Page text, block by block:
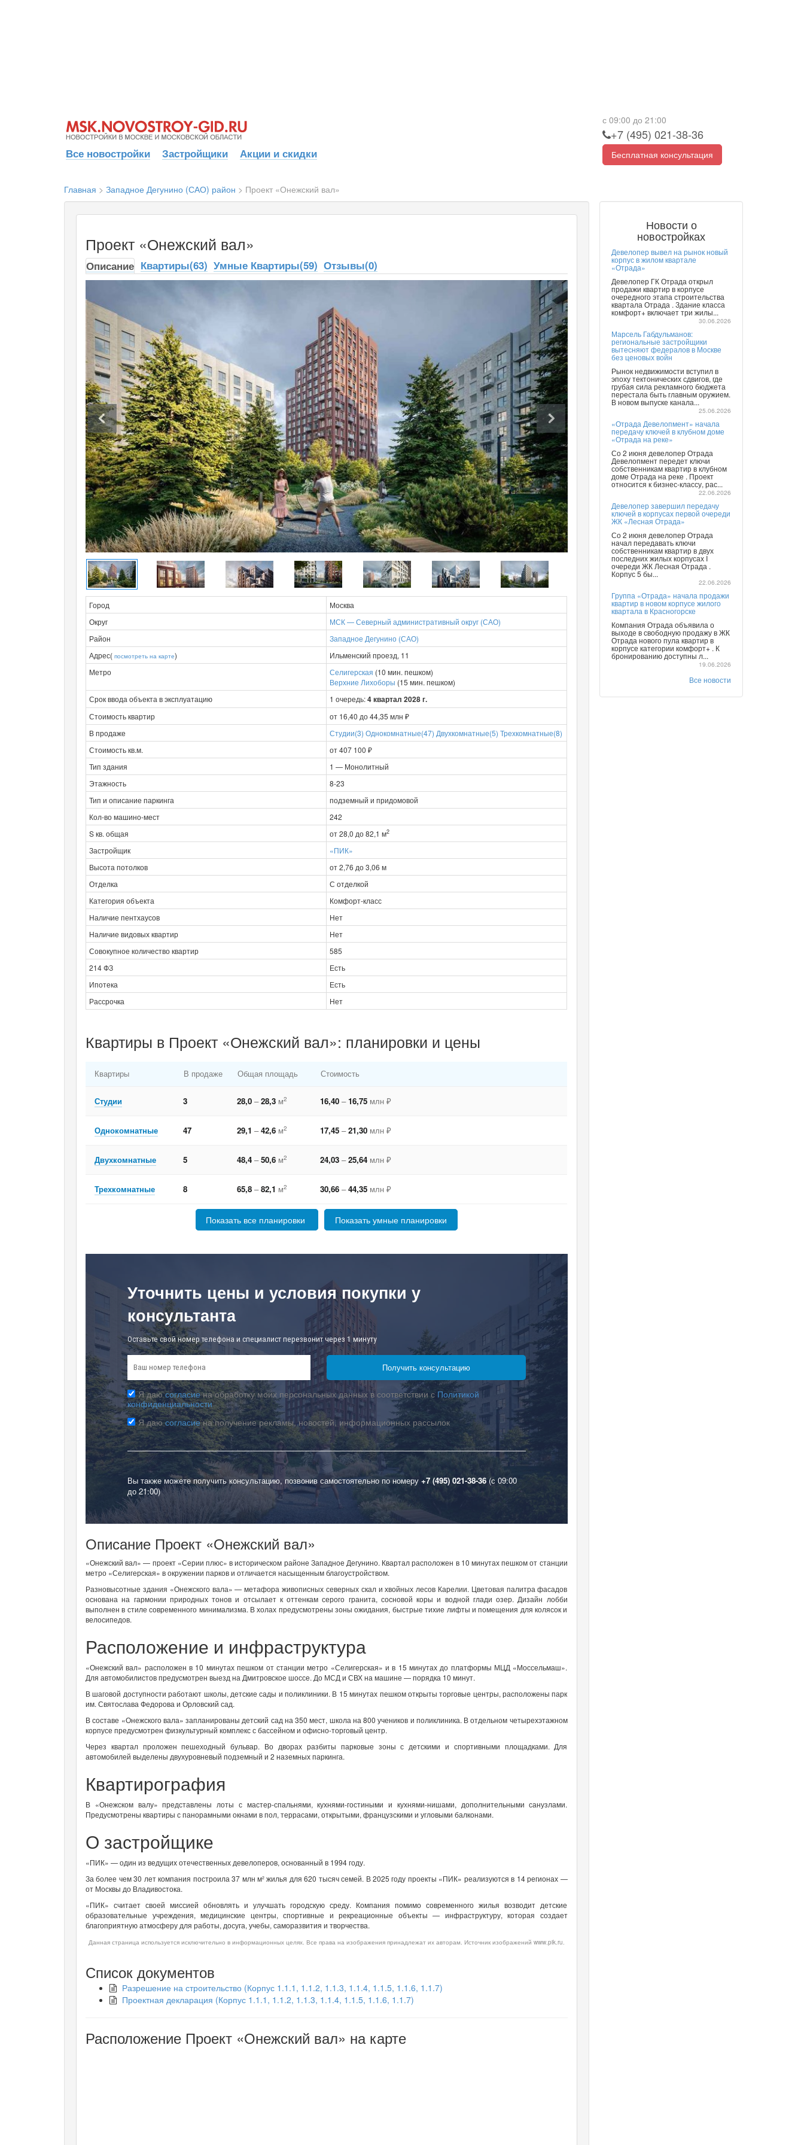
Все новостройки Застройщики Акции и скидки
с 09:00 до 21:00
+7 (495) 021-38-36
Бесплатная консультация
Главная > Западное Дегунино (САО) район > Проект «Онежский вал»
Проект «Онежский вал»
Описание Квартиры(63) Умные Квартиры(59) Отзывы(0)
Город
Москва
Округ
МСК — Северный административный округ (САО)
Район
Западное Дегунино (САО)
Адрес( посмотреть на карте)
Ильменский проезд, 11
Метро
Селигерская (10 мин. пешком)
Верхние Лихоборы (15 мин. пешком)
Срок ввода объекта в эксплуатацию
1 очередь:4 квартал 2028 г.
Стоимость квартир
от 16,40 до 44,35 млн ₽
В продаже
Студии(3) Однокомнатные(47) Двухкомнатные(5) Трехкомнатные(8)
Стоимость кв.м.
от 407 100 ₽
Тип здания
1 — Монолитный
Этажность
8-23
Тип и описание паркинга
подземный и придомовой
Кол-во машино-мест
242
S кв. общая
от 28,0 до 82,1 м2
Застройщик
«ПИК»
Высота потолков
от 2,76 до 3,06 м
Отделка
С отделкой
Категория объекта
Комфорт-класс
Наличие пентхаусов
Нет
Наличие видовых квартир
Нет
Совокупное количество квартир
585
214 ФЗ
Есть
Ипотека
Есть
Рассрочка
Нет
Квартиры в Проект «Онежский вал»: планировки и цены
Квартиры В продаже Общая площадь Стоимость
Студии 3 28,0 –28,3 м2 16,40 –16,75 млн ₽
Однокомнатные 47 29,1 –42,6 м2 17,45 –21,30 млн ₽
Двухкомнатные 5 48,4 –50,6 м2 24,03 –25,64 млн ₽
Трехкомнатные 8 65,8 –82,1 м2 30,66 –44,35 млн ₽
Показать все планировки Показать умные планировки
Уточнить цены и условия покупки у
консультанта
Оставьте свой номер телефона и специалист перезвонит через 1 минуту
Я даюсогласиена обработку моих персональных данных в соответствии с Политикой
конфиденциальности
Я даюсогласиена получение рекламы, новостей, информационных рассылок
Вы также можете получить консультацию, позвонив самостоятельно по номеру +7 (495) 021-38-36 (с 09:00
до 21:00)
Описание Проект «Онежский вал»
«Онежский вал» — проект «Серии плюс» в историческом районе Западное Дегунино. Квартал расположен в 10 минутах пешком от станции
метро «Селигерская» в окружении парков и отличается насыщенным благоустройством.
Разновысотные здания «Онежского вала» — метафора живописных северных скал и хвойных лесов Карелии. Цветовая палитра фасадов
основана на гармонии природных тонов и отсылает к оттенкам серого гранита, сосновой коры и водной глади озер. Дизайн лобби
выполнен в стиле современного минимализма. В холах предусмотрены зоны ожидания, быстрые тихие лифты и помещения для колясок и
велосипедов.
Расположение и инфраструктура
«Онежский вал» расположен в 10 минутах пешком от станции метро «Селигерская» и в 15 минутах до платформы МЦД «Моссельмаш».
Для автомобилистов предусмотрен выезд на Дмитровское шоссе. До МСД и СВХ на машине — порядка 10 минут.
В шаговой доступности работают школы, детские сады и поликлиники. В 15 минутах пешком открыты торговые центры, расположены парк
им. Святослава Федорова и Орловский сад.
В составе «Онежского вала» запланированы детский сад на 350 мест, школа на 800 учеников и поликлиника. В отдельном четырехэтажном
корпусе предусмотрен физкультурный комплекс с бассейном и офисно-торговый центр.
Через квартал проложен пешеходный бульвар. Во дворах разбиты парковые зоны с детскими и спортивными площадками. Для
автомобилей выделены двухуровневый подземный и 2 наземных паркинга.
Квартирография
В «Онежском валу» представлены лоты с мастер-спальнями, кухнями-гостиными и кухнями-нишами, дополнительными санузлами.
Предусмотрены квартиры с панорамными окнами в пол, террасами, открытыми, французскими и угловыми балконами.
О застройщике
«ПИК» — один из ведущих отечественных девелоперов, основанный в 1994 году.
За более чем 30 лет компания построила 37 млн м² жилья для 620 тысяч семей. В 2025 году проекты «ПИК» реализуются в 14 регионах —
от Москвы до Владивостока.
«ПИК» считает своей миссией обновлять и улучшать городскую среду. Компания помимо современного жилья возводит детские
образовательные учреждения, медицинские центры, спортивные и рекреационные объекты — инфраструктуру, которая создает
благоприятную атмосферу для работы, досуга, учебы, саморазвития и творчества.
Данная страница используется исключительно в информационных целях. Все права на изображения принадлежат их авторам. Источник изображений www.pik.ru.
Список документов
Разрешение на строительство (Корпус 1.1.1, 1.1.2, 1.1.3, 1.1.4, 1.1.5, 1.1.6, 1.1.7)
Проектная декларация (Корпус 1.1.1, 1.1.2, 1.1.3, 1.1.4, 1.1.5, 1.1.6, 1.1.7)
Расположение Проект «Онежский вал» на карте
Новости о
новостройках
Девелопер вывел на рынок новый
корпус в жилом квартале
«Отрада»
Девелопер ГК Отрада открыл
продажи квартир в корпусе
очередного этапа строительства
квартала Отрада . Здание класса
комфорт+ включает три жилы...
30.06.2026
Марсель Габдульманов:
региональные застройщики
вытесняют федералов в Москве
без ценовых войн
Рынок недвижимости вступил в
эпоху тектонических сдвигов, где
грубая сила рекламного бюджета
перестала быть главным оружием.
В новом выпуске канала...
25.06.2026
«Отрада Девелопмент» начала
передачу ключей в клубном доме
«Отрада на реке»
Со 2 июня девелопер Отрада
Девелопмент передет ключи
собственникам квартир в клубном
доме Отрада на реке . Проект
относится к бизнес-классу, рас...
22.06.2026
Девелопер завершил передачу
ключей в корпусах первой очереди
ЖК «Лесная Отрада»
Со 2 июня девелопер Отрада
начал передавать ключи
собственникам квартир в двух
последних жилых корпусах I
очереди ЖК Лесная Отрада .
Корпус 5 бы...
22.06.2026
Группа «Отрада» начала продажи
квартир в новом корпусе жилого
квартала в Красногорске
Компания Отрада объявила о
выходе в свободную продажу в ЖК
Отрада нового пула квартир в
корпусе категории комфорт+ . К
бронированию доступны л...
19.06.2026
Все новости